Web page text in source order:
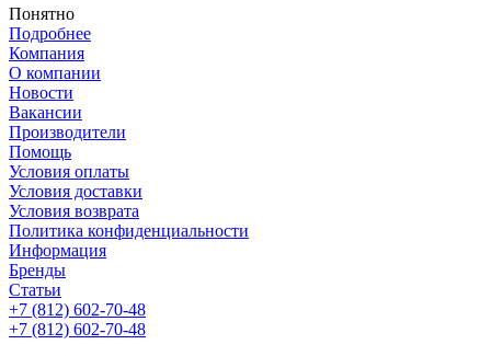
Понятно
Подробнее
Компания
О компании
Новости
Вакансии
Производители
Помощь
Условия оплаты
Условия доставки
Условия возврата
Политика конфиденциальности
Информация
Бренды
Статьи
+7 (812) 602-70-48
+7 (812) 602-70-48